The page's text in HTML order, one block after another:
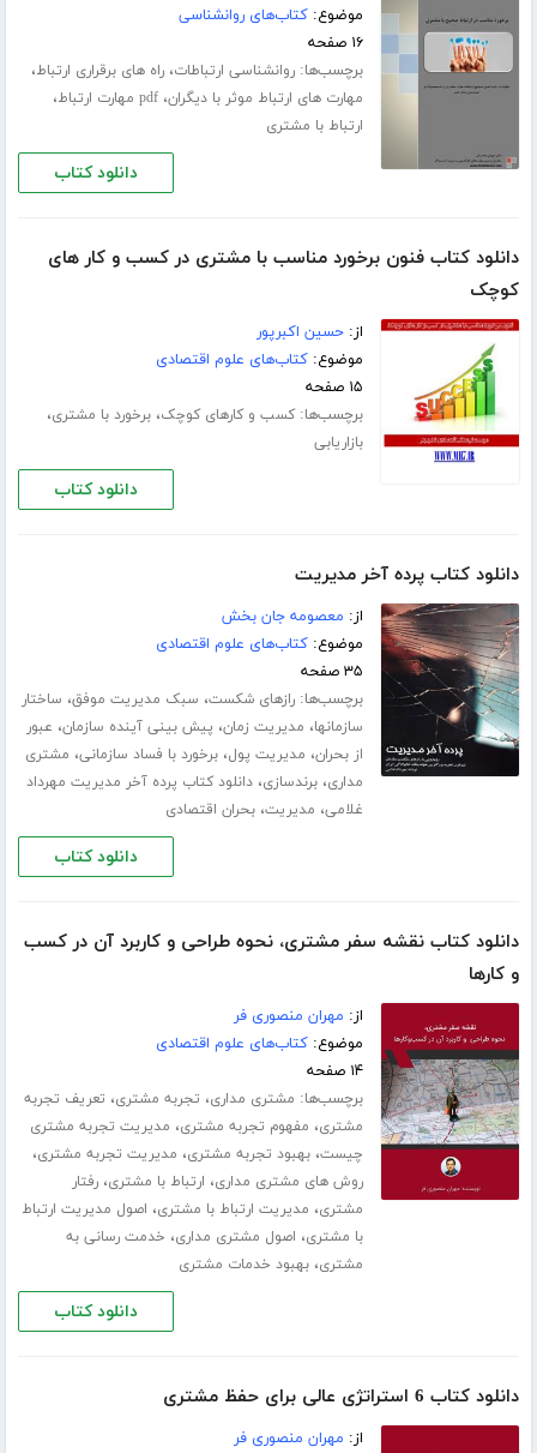
موضوع:کتاب‌های روانشناسی
۱۶ صفحه
برچسب‌ها:روانشناسی ارتباطات،راه های برقراری ارتباط،
مهارت های ارتباط موثر با دیگران،pdf مهارت ارتباط ،
ارتباط با مشتری
دانلود کتاب
دانلود کتاب فنون برخورد مناسب با مشتری در کسب و کار های
کوچک
از:حسین اکبرپور
موضوع:کتاب‌های علوم اقتصادی
۱۵ صفحه
برچسب‌ها:کسب و کارهای کوچک،برخورد با مشتری،
بازاریابی
دانلود کتاب
دانلود کتاب پرده آخر مدیریت
از: معصومه جان بخش
موضوع:کتاب‌های علوم اقتصادی
۳۵ صفحه
برچسب‌ها:رازهای شکست، سبک مدیریت موفق، ساختار
سازمانها، مدیریت زمان، پیش بینی آینده سازمان، عبور
از بحران، مدیریت پول،برخورد با فساد سازمانی، مشتری
مداری،برندسازی،دانلود کتاب پرده آخر مدیریت مهرداد
غلامی، مدیریت،بحران اقتصادی
دانلود کتاب
دانلود کتاب نقشه سفر مشتری، نحوه طراحی و کاربرد آن در کسب
و‌ کارها
از: مهران منصوری فر
موضوع:کتاب‌های علوم اقتصادی
۱۴ صفحه
برچسب‌ها: مشتری مداری، تجربه مشتری، تعریف تجربه
مشتری، مفهوم تجربه مشتری، مدیریت تجربه مشتری
چیست،بهبود تجربه مشتری، مدیریت تجربه مشتری،
روش های مشتری مداری، ارتباط با مشتری،رفتار
مشتری، مدیریت ارتباط با مشتری، اصول مدیریت ارتباط
با مشتری، اصول مشتری مداری، خدمت رسانی به
مشتری،بهبود خدمات مشتری
دانلود کتاب
دانلود کتاب 6 استراتژی عالی برای حفظ مشتری
از: مهران منصوری فر